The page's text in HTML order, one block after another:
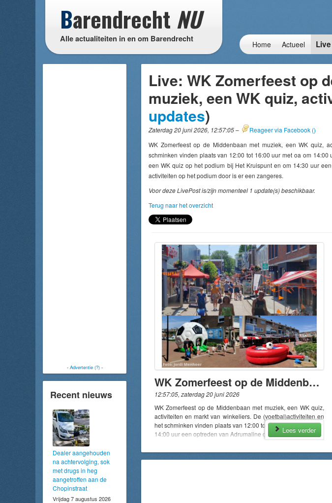
Barendrecht NU
Alle actualiteiten in en om Barendrecht
Home Actueel Live
- Advertentie (?)-
Recent nieuws
Dealer aangehouden
na achtervolging, sok
met drugs in heg
aangetroffen aan de
Chopinstraat
Vrijdag 7 augustus 2026
Live: WK Zomerfeest op
muziek, een WK quiz,
updates)
Zaterdag 20 juni 2026, 12:57:05– Reageer via Facebook ()
WK Zomerfeest op de Middenbaan met muziek, een WK quiz,
schminken vinden plaats van 12:00 tot 16:00 uur met oa om
een WK quiz op het podium bij Het Kruispunt en om 14:30 uur
activiteiten op het podium door is er een zangeres.
Voor deze LivePost is/zijn momenteel 1 update(s) beschikbaar.
Terug naar het overzicht
WK Zomerfeest op de Middenbaan met muziek, een WK quiz, activiteiten en markt
12:57:05, zaterdag 20 juni 2026
WK Zomerfeest op de Middenbaan met muziek, een WK quiz,
activiteiten en markt van winkeliers. De (voetbal)activiteiten en
het schminken vinden plaats van 12:00 tot 16:00 uur met oa om
14:00 uur een optreden van Adrumaline op 't Vlak, tussen 13:30
en 14:30 een WK quiz op het podium bij Het Kruispunt en om
14:30 uur een dans optreden van Dance Barendrecht op het
podium. Tussen de activiteiten op het podium door is er een
Lees verder